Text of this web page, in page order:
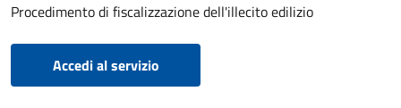
Procedimento di fiscalizzazione dell'illecito edilizio
Accedi al servizio